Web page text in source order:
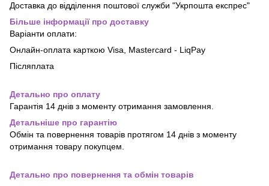
Доставка до відділення поштової служби "Укрпошта експрес"
Більше інформації про доставку
Варіанти оплати:
Онлайн-оплата карткою Visa, Mastercard - LiqPay
Післяплата
Детально про оплату
Гарантія 14 днів з моменту отримання замовлення.
Детальніше про гарантію
Обмін та повернення товарів протягом 14 днів з моменту
отримання товару покупцем.
Детально про повернення та обмін товарів